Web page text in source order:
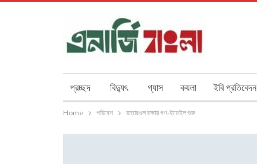
প্রচ্ছদ বিদ্যুৎ গ্যাস কয়লা ইবি প্রতিবেদন
Home পরিবেশ রাতারগুল রক্ষায় গণ-ইমেইল শুরু